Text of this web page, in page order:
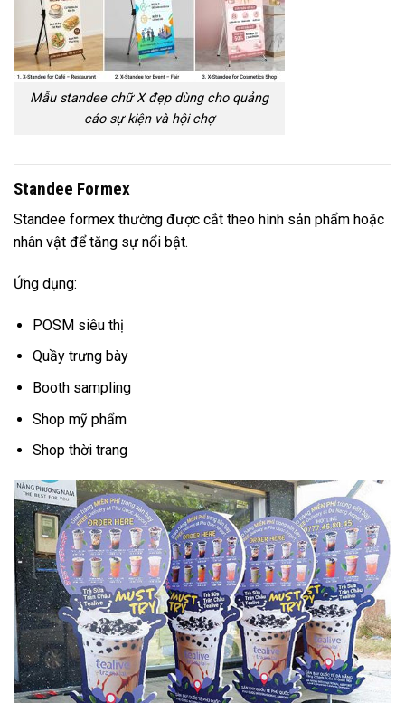
Mẫu standee chữ X đẹp dùng cho quảng
cáo sự kiện và hội chợ
Standee Formex
Standee formex thường được cắt theo hình sản phẩm hoặc
nhân vật để tăng sự nổi bật.
Ứng dụng:
POSM siêu thị
Quầy trưng bày
Booth sampling
Shop mỹ phẩm
Shop thời trang